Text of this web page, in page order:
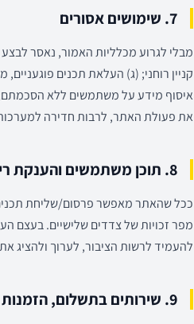
7. שימושים אסורים
מבלי לגרוע מכלליות האמור, נאסר
קניין רוחני; (ג) העלאת תכנים
איסוף מידע על משתמשים ללא הסכמתם;
את פעולת האתר, לרבות חדירה
8. תוכן משתמשים והענקת רישיון
ככל שהאתר מאפשר פרסום/שליחת תכנים
מפר זכויות של צדדים שלישיים. בעצם
להעמיד לרשות הציבור, לערוך ולהציג
9. שירותים בתשלום, הזמנות וחיוב